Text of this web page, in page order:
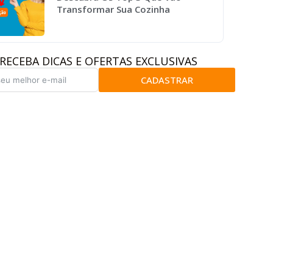
Transformar Sua Cozinha
RECEBA DICAS E OFERTAS EXCLUSIVAS
CADASTRAR